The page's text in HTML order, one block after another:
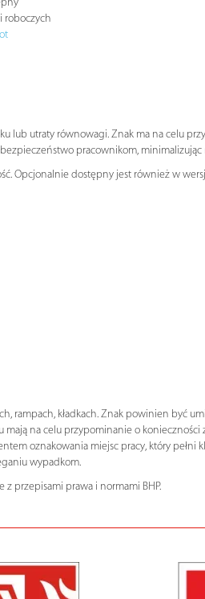
roboczych
lub utraty równowagi. Znak ma na celu
pracownikom, minimalizując
Opcjonalnie dostępny jest również w
rampach, kładkach. Znak powinien być
na celu przypominanie o konieczności
oznakowania miejsc pracy, który pełni
wypadkom.
przepisami prawa i normami BHP.